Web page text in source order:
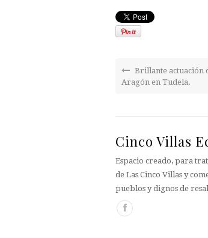
Brillante actuación
Aragón en Tudela.
Cinco Villas
Espacio creado, para
de Las Cinco Villas y
pueblos y dignos de